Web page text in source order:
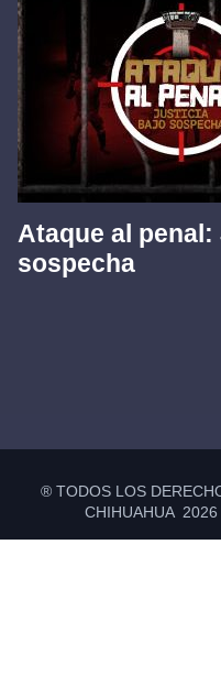
Ataque al
sospecha
® TODOS LOS
CHIHUAHUA